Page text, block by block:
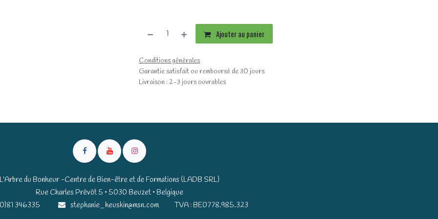
Ajouter au panier
Conditions générales
Garantie satisfait ou remboursé de 30 jours
Livraison : 2-3 jours ouvrables
L'Arbre du Bonheur -Centre de Bien-être et de Formations (LADB SRL)
Rue Charles Prévôt 5 • 5030 Beuzet • Belgique​​
346335
stephanie_heuskin@msn.com TVA : BE0778.985.323